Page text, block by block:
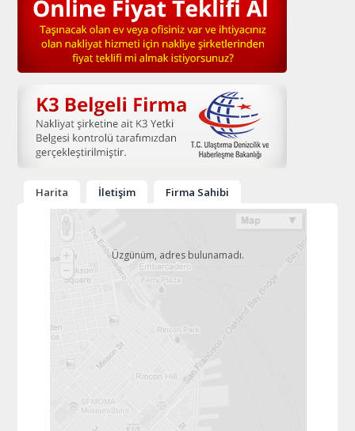
Harita İletişim Firma Sahibi
Üzgünüm, adres bulunamadı.